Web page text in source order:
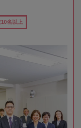
名以上